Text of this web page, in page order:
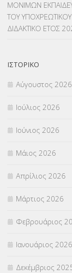
ΜΕΤΑΦΟΡΑ
ΝΟΜΟΘΕΣΙΑ(66)
ΜΟΝΙΜΩΝ
ΤΟΥ ΥΠΟΧΡΕΩΤΙΚΟΥ
ΔΙΔΑΚΤΙΚΟ ΕΤΟΣ
ΙΣΤΟΡΙΚΌ
Αύγουστος 2026
Ιούλιος 2026
Ιούνιος 2026
Μάιος 2026
Απρίλιος 2026
Μάρτιος 2026
Φεβρουάριος
Ιανουάριος 2026
Δεκέμβριος